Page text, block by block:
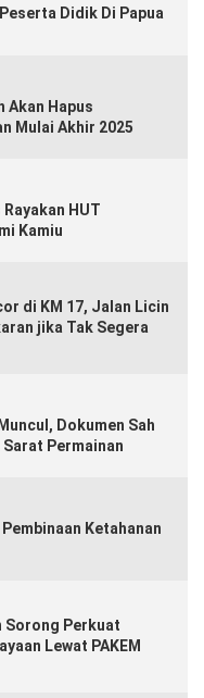
Didik Di Papua
Akan Hapus
Mulai Akhir 2025
HUT
Kamiu
di KM 17, Jalan Licin
jika Tak Segera
Dokumen Sah
Permainan
Ketahanan
Sorong Perkuat
Lewat PAKEM